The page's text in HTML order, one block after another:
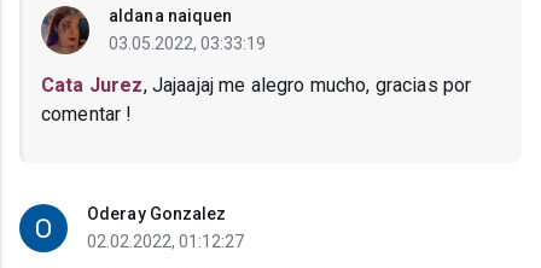
aldana naiquen
03.05.2022, 03:33:19
Cata Jurez, Jajaajaj me alegro mucho, gracias por
comentar !
Oderay Gonzalez
02.02.2022, 01:12:27